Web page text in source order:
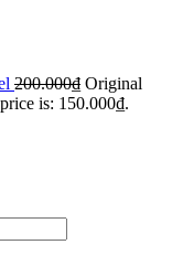
200.000₫ Original
is: 150.000₫.